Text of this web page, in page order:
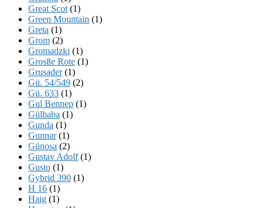
Great Scot (1)
Green Mountain (1)
Greta (1)
Grom (2)
Gromadzki (1)
Grosße Rote (1)
Grusader(1)
Gü. 54/549 (2)
Gü. 633 (1)
Gul Bennep (1)
Gülbaba (1)
Gunda (1)
Gunnar(1)
Günosa (2)
Gustav Adolf(1)
Gusto (1)
Gybrid 390 (1)
H 16 (1)
Haig (1)